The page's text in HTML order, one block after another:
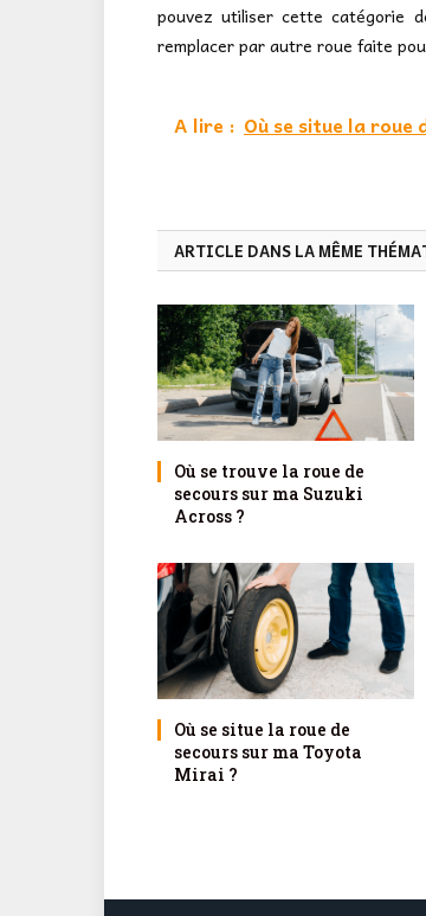
pouvez utiliser cette catégorie
remplacer par autre roue faite
A lire : Où se situe la roue
ARTICLE DANS LA MÊME
Où se trouve la roue de
secours sur ma Suzuki
Across ?
Où se situe la roue de
secours sur ma Toyota
Mirai ?